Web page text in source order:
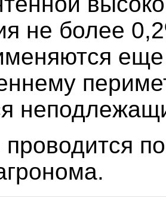
не более
по